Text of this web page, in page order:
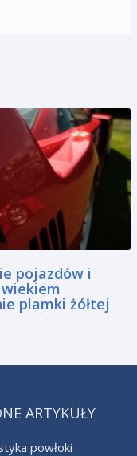
pojazdów i
plamki żółtej
ARTYKUŁY
powłoki